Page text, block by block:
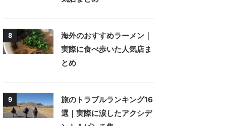
8
海外のおすすめラーメン｜
実際に食べ歩いた人気店ま
とめ
9
旅のトラブルランキング16
選｜実際に涙したアクシデ